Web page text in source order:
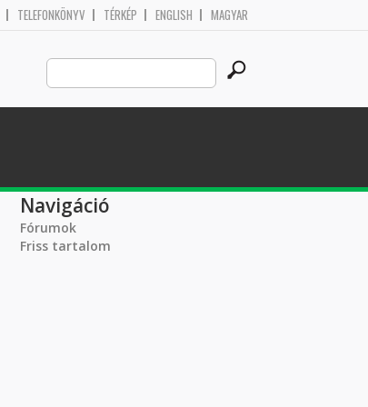
TELEFONKÖNYV TÉRKÉP ENGLISH MAGYAR
Search
this
site
Navigáció
Fórumok
Friss tartalom